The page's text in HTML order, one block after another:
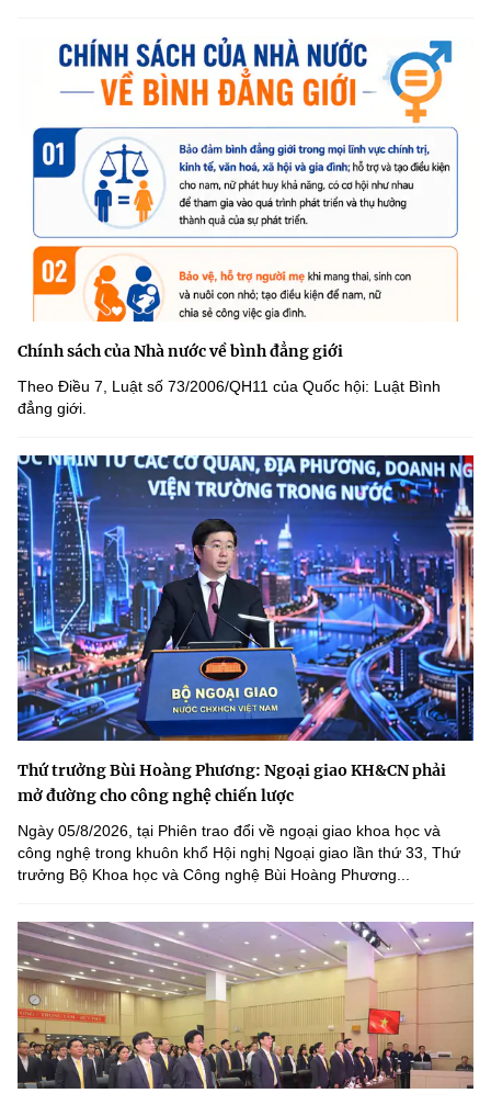
Chính sách của Nhà nước về bình đẳng giới
Theo Điều 7, Luật số 73/2006/QH11 của Quốc hội: Luật Bình
đẳng giới.
Thứ trưởng Bùi Hoàng Phương: Ngoại giao KH&CN phải
mở đường cho công nghệ chiến lược
Ngày 05/8/2026, tại Phiên trao đổi về ngoại giao khoa học và
công nghệ trong khuôn khổ Hội nghị Ngoại giao lần thứ 33, Thứ
trưởng Bộ Khoa học và Công nghệ Bùi Hoàng Phương...